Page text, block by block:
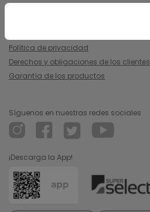
Política de privacidad
Derechos y obligaciones de los clientes
Garantía de los productos
Síguenos en nuestras redes sociales
¡Descarga la App!